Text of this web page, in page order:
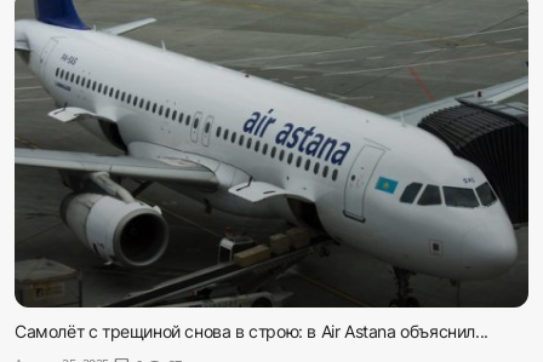
Главная
Наши контакты
Новости
Политика
Галерея
Экономика
Самолёт с трещиной снова в строю: в Air Astana объяснил...